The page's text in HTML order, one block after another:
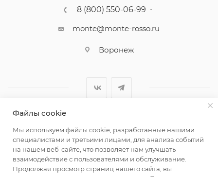
8 (800) 550-06-99
monte@monte-rosso.ru
Воронеж
женщин
Файлы cookie
Мы используем файлы cookie, разработанные нашими
специалистами и третьими лицами, для анализа событий
на нашем веб-сайте, что позволяет нам улучшать
взаимодействие с пользователями и обслуживание.
Продолжая просмотр страниц нашего сайта, вы